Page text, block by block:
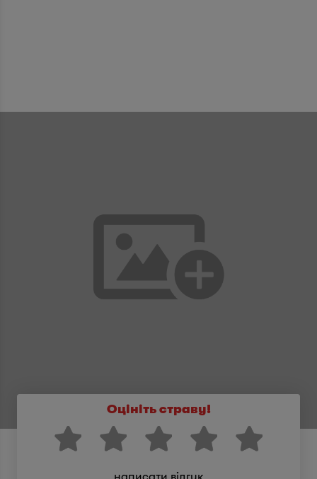
Оцініть страву!
написати відгук